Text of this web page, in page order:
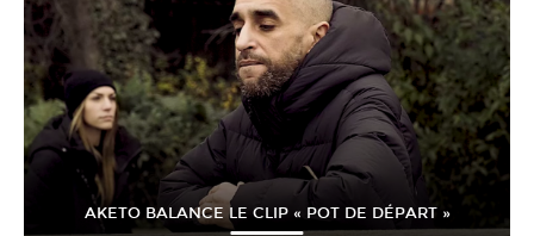
AKETO BALANCE LE CLIP « POT DE DÉPART »